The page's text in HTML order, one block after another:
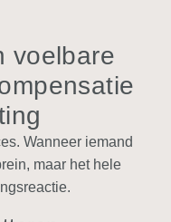
voelbare
Wanneer iemand
maar het hele